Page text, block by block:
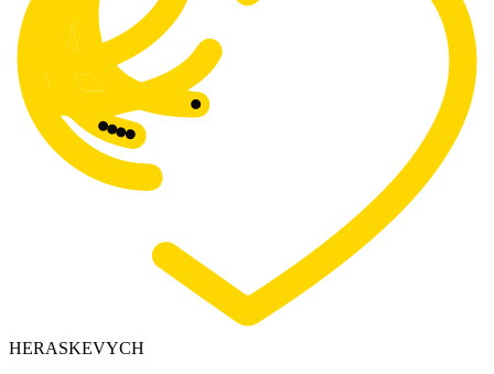
HERASKEVYCH